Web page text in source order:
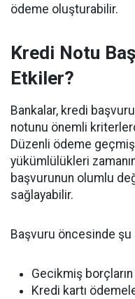
ödeme oluşturabilir.
Kredi Notu
Etkiler?
Bankalar, kredi
notunu önemli
Düzenli ödeme
yükümlülükleri
başvurunun olumlu
sağlayabilir.
Başvuru öncesinde şu
Gecikmiş borçların
Kredi kartı